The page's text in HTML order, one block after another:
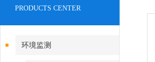
PRODUCTS CENTER
环境监测